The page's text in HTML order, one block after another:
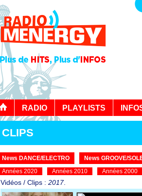
RADIO PLAYLISTS
CLIPS
News DANCE/ELECTRO News GROOVE/
Années 2020
Années 2010 Années 2000
Vidéos / Clips : 2017.